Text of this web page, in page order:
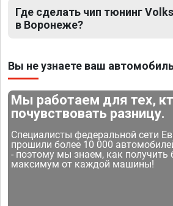
Где сделать чип тюнинг
в Воронеже?
Вы не узнаете ваш
Мы работаем для тех,
почувствовать разницу.
Специалисты федеральной сети
прошили более 10 000
- поэтому мы знаем, как получить
максимум от каждой машины!